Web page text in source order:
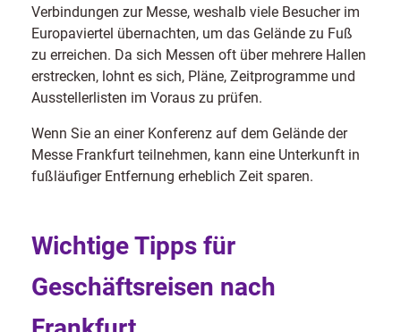
Verbindungen zur Messe, weshalb viele Besucher im
Europaviertel übernachten, um das Gelände zu Fuß
zu erreichen. Da sich Messen oft über mehrere Hallen
erstrecken, lohnt es sich, Pläne, Zeitprogramme und
Ausstellerlisten im Voraus zu prüfen.
Wenn Sie an einer Konferenz auf dem Gelände der
Messe Frankfurt teilnehmen, kann eine Unterkunft in
fußläufiger Entfernung erheblich Zeit sparen.
Wichtige Tipps für
Geschäftsreisen nach